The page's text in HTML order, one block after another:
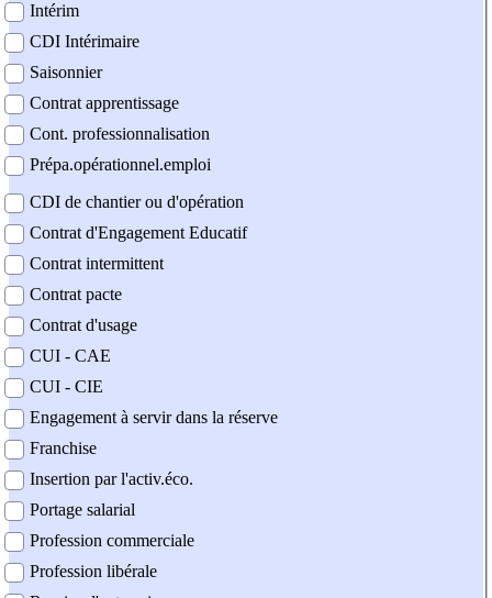
Intérim
CDI Intérimaire
Saisonnier
Contrat apprentissage
Cont. professionnalisation
Prépa.opérationnel.emploi
CDI de chantier ou d'opération
Contrat d'Engagement Educatif
Contrat intermittent
Contrat pacte
Contrat d'usage
CUI - CAE
CUI - CIE
Engagement à servir dans la réserve
Franchise
Insertion par l'activ.éco.
Portage salarial
Profession commerciale
Profession libérale